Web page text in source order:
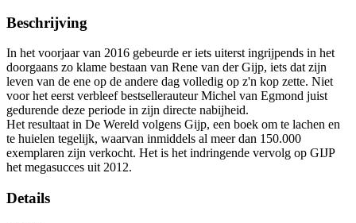
Beschrijving
In het voorjaar van 2016 gebeurde er iets uiterst ingrijpends in het
doorgaans zo klame bestaan van Rene van der Gijp, iets dat zijn
leven van de ene op de andere dag volledig op z'n kop zette. Niet
voor het eerst verbleef bestsellerauteur Michel van Egmond juist
gedurende deze periode in zijn directe nabijheid.
Het resultaat in De Wereld volgens Gijp, een boek om te lachen en
te huielen tegelijk, waarvan inmiddels al meer dan 150.000
exemplaren zijn verkocht. Het is het indringende vervolg op GIJP
het megasucces uit 2012.
Details